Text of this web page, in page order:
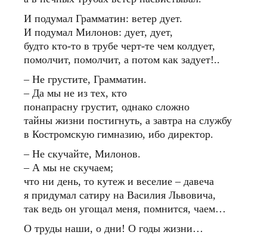
И подумал Грамматин: ветер дует.
И подумал Милонов: дует, дует,
будто кто-то в трубе черт-те чем колдует,
помолчит, помолчит, а потом как задует!..
– Не грустите, Грамматин.
– Да мы не из тех, кто
понапрасну грустит, однако сложно
тайны жизни постигнуть, а завтра на службу
в Костромскую гимназию, ибо директор.
– Не скучайте, Милонов.
– А мы не скучаем;
что ни день, то кутеж и веселие – давеча
я придумал сатиру на Василия Львовича,
так ведь он угощал меня, помнится, чаем…
О труды наши, о дни! О годы жизни…